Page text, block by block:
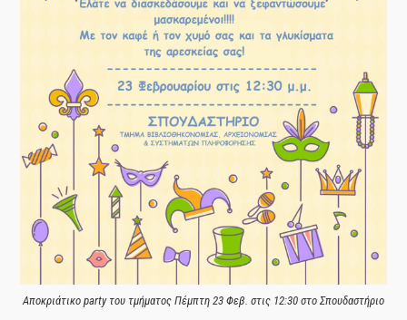
Αποκριάτικο party του τμήματος Πέμπτη 23 Φεβ. στις 12:30 στο Σπουδαστήριο